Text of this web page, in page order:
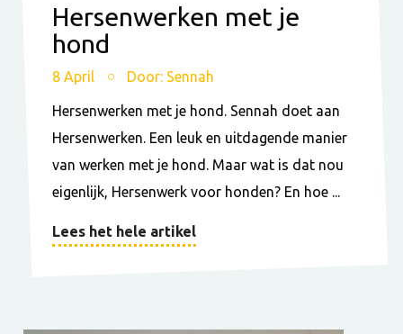
Hersenwerken met je
hond
8 April Door: Sennah
Hersenwerken met je hond. Sennah doet aan
Hersenwerken. Een leuk en uitdagende manier
van werken met je hond. Maar wat is dat nou
eigenlijk, Hersenwerk voor honden? En hoe ...
Lees het hele artikel